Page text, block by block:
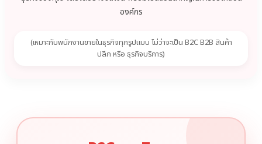
องค์กร
(เหมาะกับพนักงานขายในธุรกิจทุกรูปแบบ ไม่ว่าจะเป็น B2C B2B สินค้า
ปลีก หรือ ธุรกิจบริการ)